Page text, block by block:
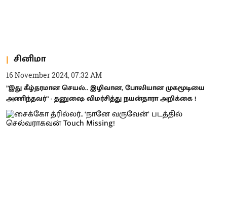
சினிமா
16 November 2024, 07:32 AM
”இது கீழ்தரமான செயல்.. இழிவான, போலியான முகமூடியை
அணிந்தவர்” - தனுஷை விமர்சித்து நயன்தாரா அறிக்கை !